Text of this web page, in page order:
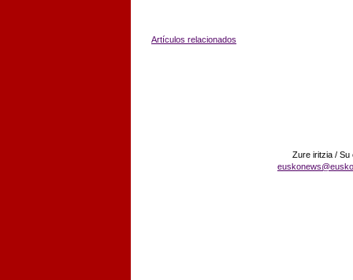
Artículos relacionados
Zure iritzia / Su